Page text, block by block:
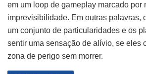
em um loop de gameplay marcado por
imprevisibilidade. Em outras palavras,
um conjunto de particularidades e os
sentir uma sensação de alívio, se eles
zona de perigo sem morrer.